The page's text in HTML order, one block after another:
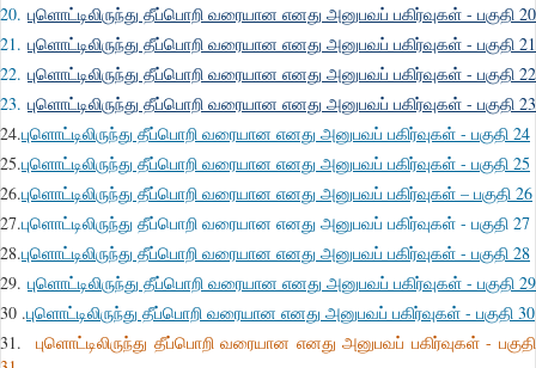
20. புளொட்டிலிருந்து தீப்பொறி வரையான எனது அனுபவப் பகிர்வுகள் - பகுதி 20
21. புளொட்டிலிருந்து தீப்பொறி வரையான எனது அனுபவப் பகிர்வுகள் - பகுதி 21
22. புளொட்டிலிருந்து தீப்பொறி வரையான எனது அனுபவப் பகிர்வுகள் - பகுதி 22
23. புளொட்டிலிருந்து தீப்பொறி வரையான எனது அனுபவப் பகிர்வுகள் - பகுதி 23
24.புளொட்டிலிருந்து தீப்பொறி வரையான எனது அனுபவப் பகிர்வுகள் - பகுதி 24
25.புளொட்டிலிருந்து தீப்பொறி வரையான எனது அனுபவப் பகிர்வுகள் - பகுதி 25
26.புளொட்டிலிருந்து தீப்பொறி வரையான எனது அனுபவப் பகிர்வுகள் – பகுதி 26
27.புளொட்டிலிருந்து தீப்பொறி வரையான எனது அனுபவப் பகிர்வுகள் - பகுதி 27
28.புளொட்டிலிருந்து தீப்பொறி வரையான எனது அனுபவப் பகிர்வுகள் - பகுதி 28
29. புளொட்டிலிருந்து தீப்பொறி வரையான எனது அனுபவப் பகிர்வுகள் - பகுதி 29
30 .புளொட்டிலிருந்து தீப்பொறி வரையான எனது அனுபவப் பகிர்வுகள் - பகுதி 30
31.புளொட்டிலிருந்து தீப்பொறி வரையான எனது அனுபவப் பகிர்வுகள் - பகுதி